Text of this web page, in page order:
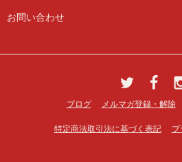
お問い合わせ
ブログ メルマガ登録・解除
特定商法取引法に基づく表記